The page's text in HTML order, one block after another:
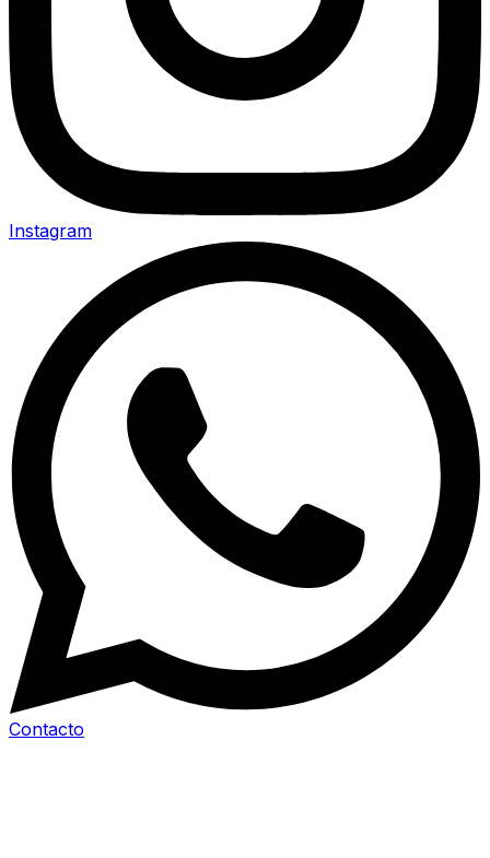
Instagram
Contacto